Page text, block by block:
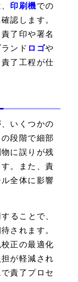
印刷機での
認します。
了印や署名
ンド ロゴや
了工程が仕
いくつかの
段階で細部
に誤りが残
。また、責
全体に影響
ることで、
されます。
正の最適化
が軽減され
責了プロセ